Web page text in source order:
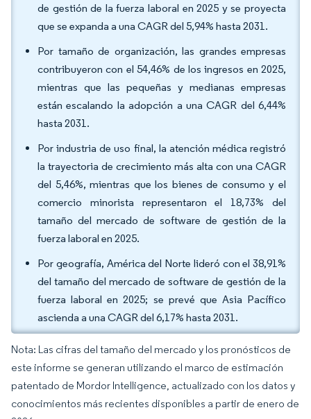
de gestión de la fuerza laboral en 2025 y se proyecta
que se expanda a una CAGR del 5,94% hasta 2031.
Por tamaño de organización, las grandes empresas
contribuyeron con el 54,46% de los ingresos en 2025,
mientras que las pequeñas y medianas empresas
están escalando la adopción a una CAGR del 6,44%
hasta 2031.
Por industria de uso final, la atención médica registró
la trayectoria de crecimiento más alta con una CAGR
del 5,46%, mientras que los bienes de consumo y el
comercio minorista representaron el 18,73% del
tamaño del mercado de software de gestión de la
fuerza laboral en 2025.
Por geografía, América del Norte lideró con el 38,91%
del tamaño del mercado de software de gestión de la
fuerza laboral en 2025; se prevé que Asia Pacífico
ascienda a una CAGR del 6,17% hasta 2031.
Nota: Las cifras del tamaño del mercado y los pronósticos de
este informe se generan utilizando el marco de estimación
patentado de Mordor Intelligence, actualizado con los datos y
conocimientos más recientes disponibles a partir de enero de